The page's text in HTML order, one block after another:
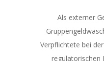
Als externer
Verpflichtete bei
regulatorischen